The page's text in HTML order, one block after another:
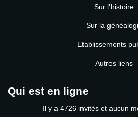
Sur l'histoire
Sur la
Etablissements
Autres liens
Qui est en ligne
Il y a 4726 invités et aucun